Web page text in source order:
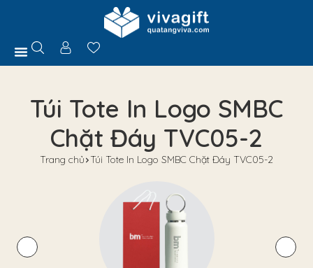
Túi Tote In Logo SMBC
Chặt Đáy TVC05-2
Trang chủ Túi Tote In Logo SMBC Chặt Đáy TVC05-2